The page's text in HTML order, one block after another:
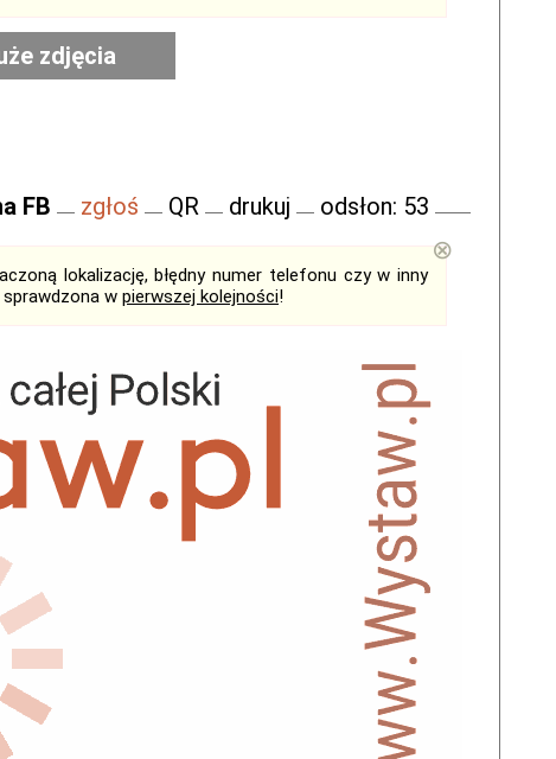
zdjęcia
FB zgłoś QR drukuj odsłon: 53
lokalizację, błędny numer telefonu czy w inny
w pierwszej kolejności!
⊗